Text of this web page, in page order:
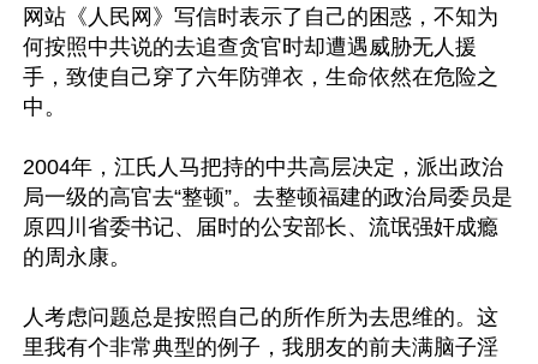
网站《人民网》写信时表示了自己的困惑，不知为
何按照中共说的去追查贪官时却遭遇威胁无人援
手，致使自己穿了六年防弹衣，生命依然在危险之
中。
2004年，江氏人马把持的中共高层决定，派出政治
局一级的高官去“整顿”。去整顿福建的政治局委员是
原四川省委书记、届时的公安部长、流氓强奸成瘾
的周永康。
人考虑问题总是按照自己的所作所为去思维的。这
里我有个非常典型的例子，我朋友的前夫满脑子淫